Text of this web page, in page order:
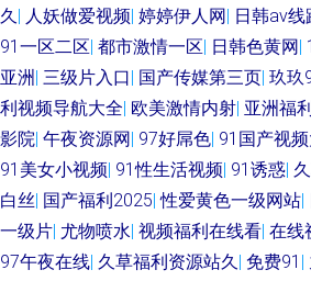
久| 人妖做爱视频| 婷婷伊人网| 日韩av线
91一区二区| 都市激情一区| 日韩色黄网|
亚洲 | 三级片入口| 国产传媒第三页| 玖玖
利视频导航大全| 欧美激情内射| 亚洲福
影院| 午夜资源网| 97好屌色| 91国产视
91美女小视频| 91性生活视频| 91诱惑|
白丝| 国产福利2025|性爱黄色一级网站|
一级片| 尤物喷水| 视频福利在线看| 在线
97午夜在线| 久草福利资源站久| 免费91 |